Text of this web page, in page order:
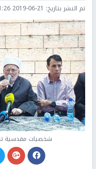
تم النشر بتاريخ: 2019-06-21 21:26
شخصيات مقدسية تندد